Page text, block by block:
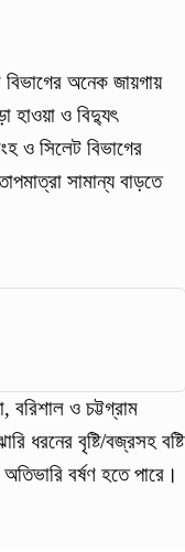
অনেক জায়গায়
হাওয়া ও বিদ্যুৎ
ও সিলেট বিভাগের
সামান্য বাড়তে
বরিশাল ও চট্টগ্রাম
ধরনের বৃষ্টি/বজ্রসহ বষ্টি
বর্ষণ হতে পারে।